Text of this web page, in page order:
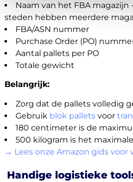
Naam van het FBA
steden hebben meerdere
FBA/ASN nummer
Purchase Order (PO)
Aantal pallets per PO
Totale gewicht
Belangrijk:
Zorg dat de pallets volledig
Gebruik blok palletsvoor
180 centimeter is de
500 kilogram is het
→ Lees onze Amazon gids voor
Handige logistieke